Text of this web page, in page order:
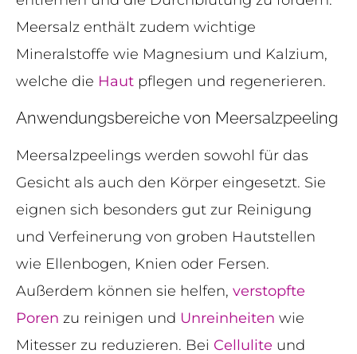
Meersalz enthält zudem wichtige
Mineralstoffe wie Magnesium und Kalzium,
welche die Haut pflegen und regenerieren.
Anwendungsbereiche von Meersalzpeeling
Meersalzpeelings werden sowohl für das
Gesicht als auch den Körper eingesetzt. Sie
eignen sich besonders gut zur Reinigung
und Verfeinerung von groben Hautstellen
wie Ellenbogen, Knien oder Fersen.
Außerdem können sie helfen, verstopfte
Poren zu reinigen und Unreinheiten wie
Mitesser zu reduzieren. Bei Cellulite und